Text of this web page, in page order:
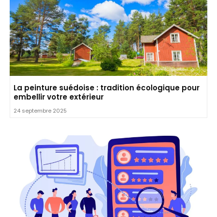
La peinture suédoise : tradition écologique pour
embellir votre extérieur
24 septembre 2025